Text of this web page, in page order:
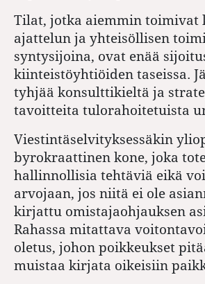
Tilat, jotka aiemmin toimivat
ajattelun ja yhteisöllisen
syntysijoina, ovat enää
kiinteistöyhtiöiden taseissa.
tyhjää konsulttikieltä ja
tavoitteita tulorahoitetuista
Viestintäselvityksessäkin
byrokraattinen kone, joka
hallinnollisia tehtäviä eikä
arvojaan, jos niitä ei ole
kirjattu omistajaohjauksen
Rahassa mitattava
oletus, johon poikkeukset
muistaa kirjata oikeisiin